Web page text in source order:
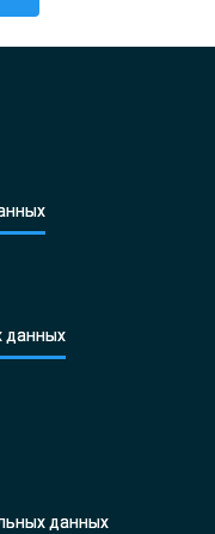
данных
данных